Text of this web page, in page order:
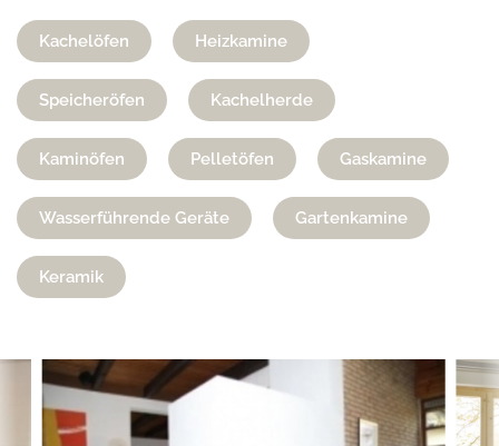
Kachelöfen Heizkamine
Speicheröfen Kachelherde
Kaminöfen Pelletöfen Gaskamine
Wasserführende Geräte Gartenkamine
Keramik